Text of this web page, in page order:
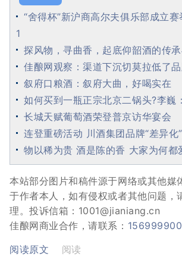
“舍得杯”新沪商高尔夫俱乐部成立
1
探风物，寻曲香，起底仰韶酒的传
佳酿网观察：渠道下沉切莫拉低了
叙府口粮酒：叙府大曲，好喝实在
如何买到一瓶正宗北京二锅头?李巍
长城天赋葡萄酒荣登普京访华宴会
连登重磅活动 川酒集团品牌“差异化
物以稀为贵 酒是陈的香 大家为何都
本站部分图片和稿件源于网络或其他媒
于作者本人，如有侵权或者其他问题，
理。投诉信箱：1001@jianiang.cn
佳酿网商业合作，请联系：
阅读原文
阅读